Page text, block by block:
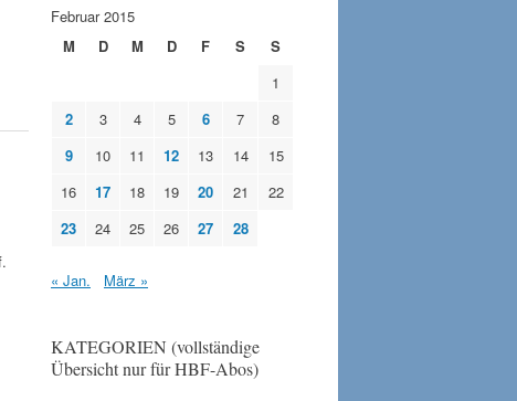
Februar 2015
M
D M D F S
S
1
2
3 4 5 6 7
8
9
10 11 12 13 14
15
16
17 18 19 20 21
22
23
24 25 26 27 28
« Jan. März »
KATEGORIEN (vollständige
Übersicht nur für HBF-Abos)